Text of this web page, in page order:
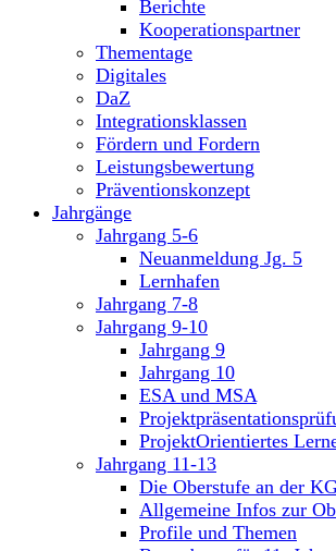
Berichte
Kooperationspartner
Thementage
Digitales
DaZ
Integrationsklassen
Fördern und Fordern
Leistungsbewertung
Präventionskonzept
Jahrgänge
Jahrgang 5-6
Neuanmeldung Jg. 5
Lernhafen
Jahrgang 7-8
Jahrgang 9-10
Jahrgang 9
Jahrgang 10
ESA und MSA
ProjektOrientiertes
Jahrgang 11-13
Die Oberstufe an der
Allgemeine Infos zur
Profile und Themen